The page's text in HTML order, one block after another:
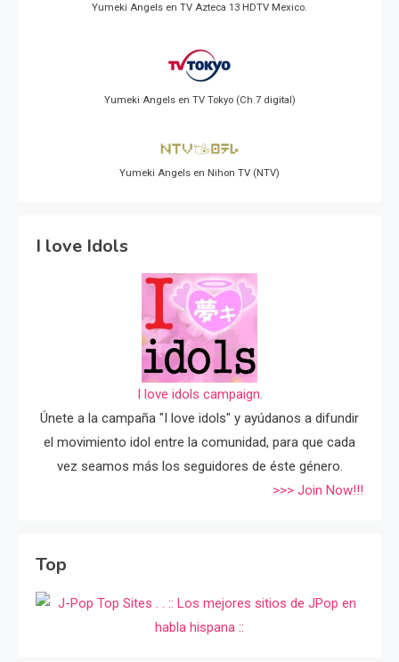
Yumeki Angels en TV Azteca 13 HDTV Mexico.
Yumeki Angels en TV Tokyo (Ch 7 digital)
Yumeki Angels en Nihon TV (NTV)
I love Idols
I love idols campaign.
Únete a la campaña "I love idols" y ayúdanos a difundir
el movimiento idol entre la comunidad, para que cada
vez seamos más los seguidores de éste género.
>>> Join Now!!!
Top